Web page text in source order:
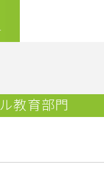
教育部門